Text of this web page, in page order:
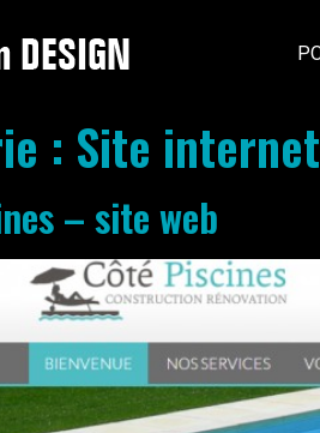
: Site internet
– site web